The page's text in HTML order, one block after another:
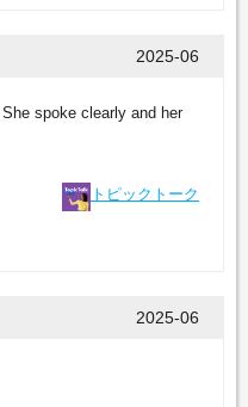
2025-06
spoke clearly and her
トピックトーク
2025-06